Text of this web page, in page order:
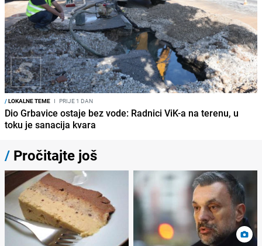
/LOKALNE TEME I PRIJE 1 DAN
Dio Grbavice ostaje bez vode: Radnici ViK-a na terenu, u
toku je sanacija kvara
/ Pročitajte još